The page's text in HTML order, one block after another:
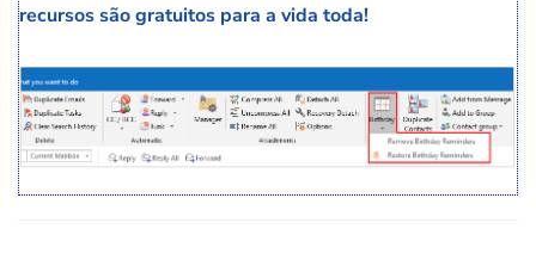
recursos são gratuitos para a vida toda!